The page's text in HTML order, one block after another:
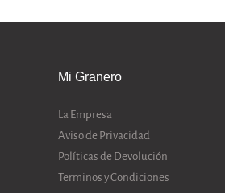
Mi Granero
La Empresa
Aviso de Privacidad
Políticas de Devolución
Terminos y Condiciones